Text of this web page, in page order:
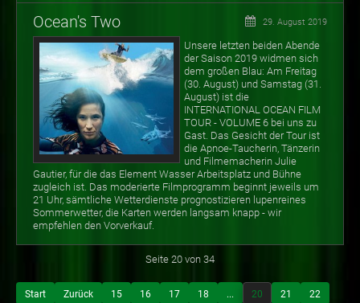
Ocean's Two 29. August 2019
Unsere letzten beiden Abende
der Saison 2019 widmen sich
dem großen Blau: Am Freitag
(30. August) und Samstag (31.
August) ist die
INTERNATIONAL OCEAN FILM
TOUR - VOLUME 6 bei uns zu
Gast. Das Gesicht der Tour ist
die Apnoe-Taucherin, Tänzerin
und Filmemacherin Julie
Gautier, für die das Element Wasser Arbeitsplatz und Bühne
zugleich ist. Das moderierte Filmprogramm beginnt jeweils um
21 Uhr, sämtliche Wetterdienste prognostizieren lupenreines
Sommerwetter, die Karten werden langsam knapp - wir
empfehlen den Vorverkauf.
Seite 20 von 34
Start Zurück 15 16 17 18 ... 20 21 22